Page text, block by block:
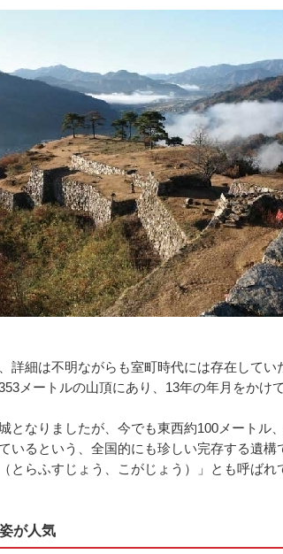
、詳細は不明ながらも室町時代には存在して
メートルの山頂にあり、13年の年月をかけ
となりましたが、今でも東西約100メートル
いるという、全国的にも珍しい完存する遺
とらふすじょう、こがじょう）」とも呼ばれ
が人気